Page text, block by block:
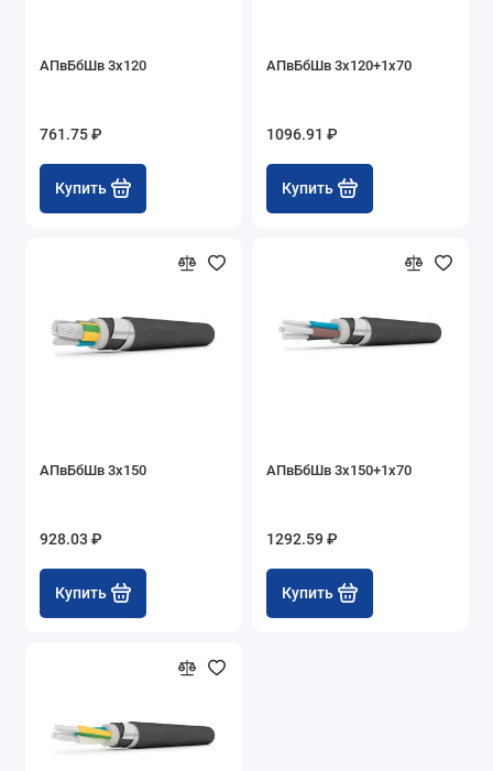
АПвБбШв 3х120
761.75 ₽
Купить
АПвБбШв 3х120+1х70
1096.91 ₽
Купить
АПвБбШв 3х150
928.03 ₽
Купить
АПвБбШв 3х150+1х70
1292.59 ₽
Купить